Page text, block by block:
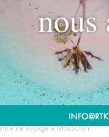
de voyage à Mouscron